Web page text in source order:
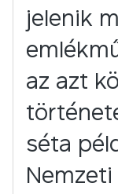
jelenik
az azt
séta